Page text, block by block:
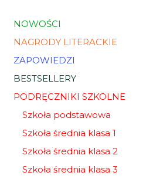
NOWOŚCI
NAGRODY LITERACKIE
ZAPOWIEDZI
BESTSELLERY
PODRĘCZNIKI SZKOLNE
Szkoła podstawowa
Szkoła średnia klasa 1
Szkoła średnia klasa 2
Szkoła średnia klasa 3